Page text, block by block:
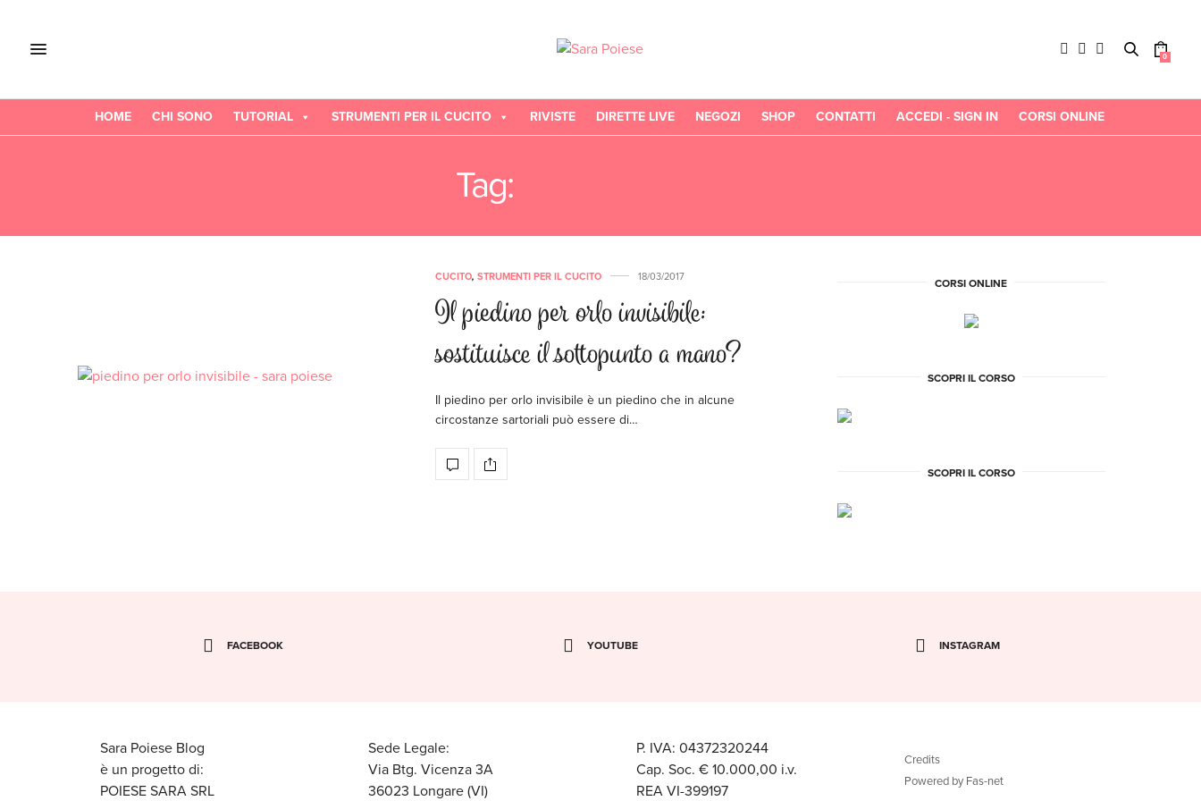
0
HOME CHI SONO TUTORIAL STRUMENTI PER IL CUCITO RIVISTE DIRETTE LIVE NEGOZI SHOP CONTATTI ACCEDI - SIGN IN CORSI ONLINE
Tag:
CUCITO, STRUMENTI PER IL CUCITO 18/03/2017
Il piedino per orlo invisibile:
sostituisce il sottopunto a mano?
Il piedino per orlo invisibile è un piedino che in alcune
circostanze sartoriali può essere di…
CORSI ONLINE
SCOPRI IL CORSO
SCOPRI IL CORSO
FACEBOOK YOUTUBE INSTAGRAM
Sara Poiese Blog
è un progetto di:
POIESE SARA SRL
Sede Legale:
Via Btg. Vicenza 3A
36023 Longare (VI)
P. IVA: 04372320244
Cap. Soc. € 10.000,00 i.v.
REA VI-399197
Credits
Powered by Fas-net